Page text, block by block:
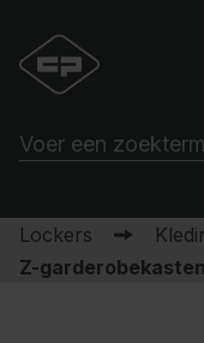
Lockers
Z-garderobekasten